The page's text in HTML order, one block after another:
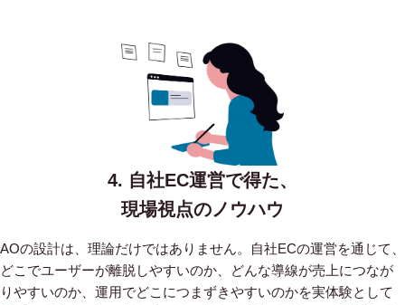
4. 自社EC運営で得た、
現場視点のノウハウ
AOの設計は、理論だけではありません。自社ECの運営を通じて、
どこでユーザーが離脱しやすいのか、どんな導線が売上につなが
りやすいのか、運用でどこにつまずきやすいのかを実体験として